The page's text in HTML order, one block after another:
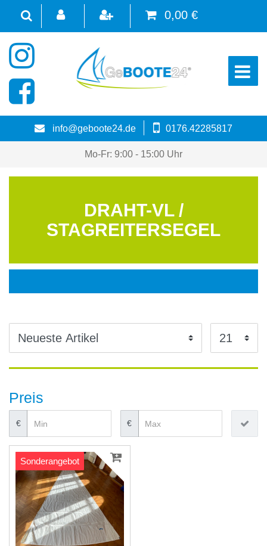
0,00 €
☰
info@geboote24.de 0176.42285817
Mo-Fr: 9:00 - 15:00 Uhr
DRAHT-VL /
STAGREITERSEGEL
Preis
€ €
Sonderangebot